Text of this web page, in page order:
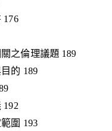
之倫理議題 189
的 189
圍 193